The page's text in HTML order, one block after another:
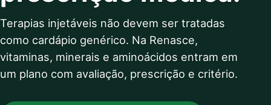
Terapias injetáveis não devem ser tratadas
como cardápio genérico. Na Renasce,
vitaminas, minerais e aminoácidos entram em
um plano com avaliação, prescrição e critério.